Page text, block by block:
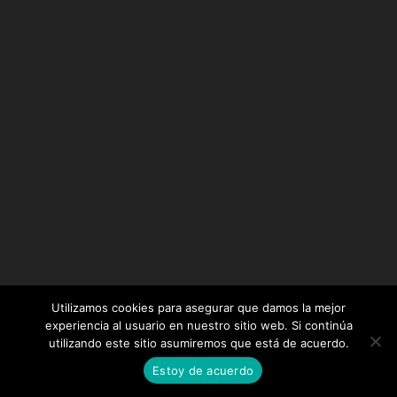
Diseñado por Elegant Themes| Desarrollado por
WordPress
Utilizamos cookies para asegurar que damos la mejor
experiencia al usuario en nuestro sitio web. Si continúa
utilizando este sitio asumiremos que está de acuerdo.
Estoy de acuerdo